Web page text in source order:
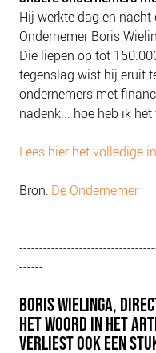
Hij werkte dag en
Ondernemer Boris
Die liepen op tot
tegenslag wist hij eruit
ondernemers met
nadenk... hoe heb ik het
Lees hier het volledige
Bron: De Ondernemer
------
BORIS WIELINGA,
HET WOORD IN HET
VERLIEST OOK EEN